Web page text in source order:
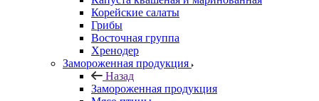
Корейские салаты
Грибы
Восточная группа
Хренодер
Замороженная продукция
Назад
Замороженная продукция